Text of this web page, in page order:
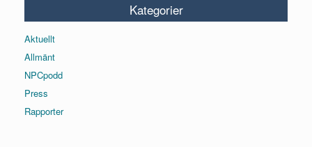
Kategorier
Aktuellt
Allmänt
NPCpodd
Press
Rapporter